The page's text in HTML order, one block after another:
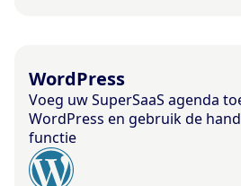
WordPress
Voeg uw SuperSaaS agenda
WordPress en gebruik de
functie